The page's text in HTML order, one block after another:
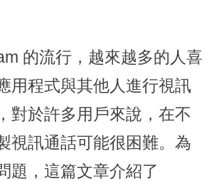
的流行，越來越多的人喜
用程式與其他人進行視訊
對於許多用戶來說，在不
視訊通話可能很困難。為
題，這篇文章介紹了